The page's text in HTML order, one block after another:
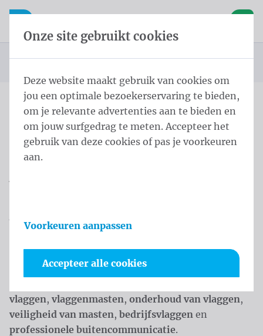
Inhoud overslaan
Taalkeuze overslaan
Open mobiele navigatie
Startpagina Blog
Menu
Blog & Expertise van
onderhoud en professionele
buitencommunicatie
vlaggen, vlaggenmasten, onderhoud van vlaggen,
veiligheid van masten, bedrijfsvlaggen en
professionele buitencommunicatie.
Onze site gebruikt cookies
Deze website maakt gebruik van cookies om
jou een optimale bezoekerservaring te bieden,
om je relevante advertenties aan te bieden en
om jouw surfgedrag te meten. Accepteer het
gebruik van deze cookies of pas je voorkeuren
aan.
Voorkeuren aanpassen
Accepteer alle cookies